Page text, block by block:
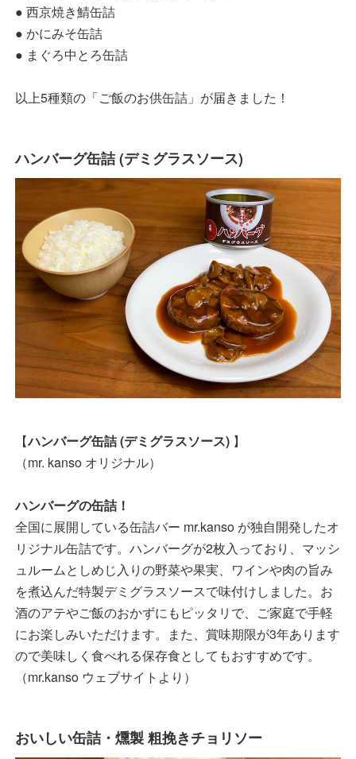
● 西京焼き鯖缶詰
● かにみそ缶詰
● まぐろ中とろ缶詰
以上5種類の「ご飯のお供缶詰」が届きました！
ハンバーグ缶詰 (デミグラスソース)
【ハンバーグ缶詰 (デミグラスソース) 】
（mr. kanso オリジナル）
ハンバーグの缶詰！
全国に展開している缶詰バー mr.kanso が独自開発したオ
リジナル缶詰です。ハンバーグが2枚入っており、マッシ
ュルームとしめじ入りの野菜や果実、ワインや肉の旨み
を煮込んだ特製デミグラスソースで味付けしました。お
酒のアテやご飯のおかずにもピッタリで、ご家庭で手軽
にお楽しみいただけます。また、賞味期限が3年あります
ので美味しく食べれる保存食としてもおすすめです。
（mr.kanso ウェブサイトより）
おいしい缶詰・燻製 粗挽きチョリソー